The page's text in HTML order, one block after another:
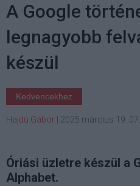
A Google
legnagyobb
készül
Kedvencekhez
Hajdú Gábor 2025 március 19.
Óriási üzletre készül a
Alphabet.